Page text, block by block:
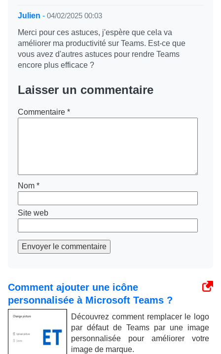
Julien - 04/02/2025 00:03
Merci pour ces astuces, j'espère que cela va
améliorer ma productivité sur Teams. Est-ce que
vous avez d'autres astuces pour rendre Teams
encore plus efficace ?
Laisser un commentaire
Commentaire *
Nom *
Site web
Envoyer le commentaire
Comment ajouter une icône
personnalisée à Microsoft Teams ?
Découvrez comment remplacer le logo
par défaut de Teams par une image
personnalisée pour améliorer votre
image de marque.